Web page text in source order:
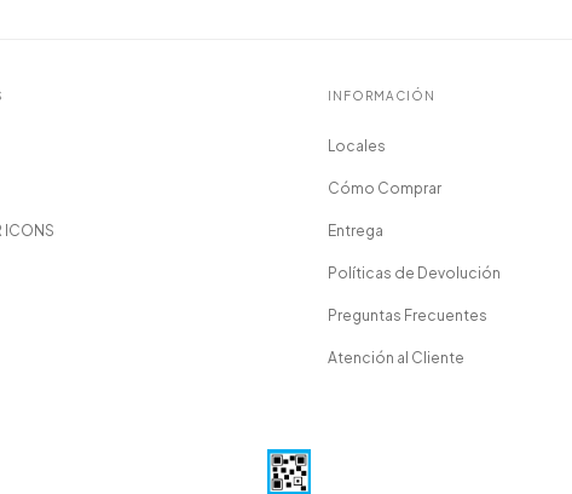
ICONS
INFORMACIÓN
Locales
Cómo Comprar
Entrega
Políticas de Devolución
Preguntas Frecuentes
Atención al Cliente